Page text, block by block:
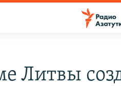
Литвы